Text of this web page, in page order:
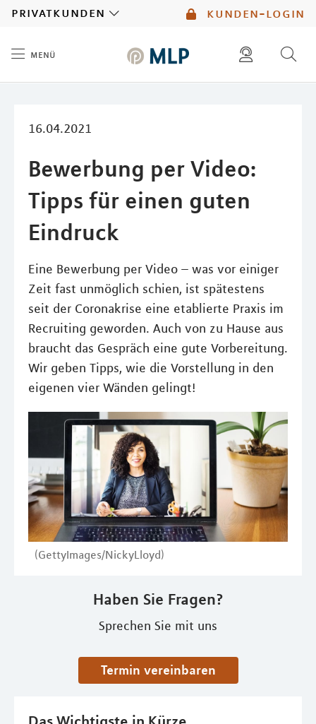
kunden-login
privatkunden
menü
16.04.2021
Bewerbung per Video:
Tipps für einen guten
Eindruck
Eine Bewerbung per Video – was vor einiger
Zeit fast unmöglich schien, ist spätestens
seit der Coronakrise eine etablierte Praxis im
Recruiting geworden. Auch von zu Hause aus
braucht das Gespräch eine gute Vorbereitung.
Wir geben Tipps, wie die Vorstellung in den
eigenen vier Wänden gelingt!
(GettyImages/NickyLloyd)
Haben Sie Fragen?
Sprechen Sie mit uns
Termin vereinbaren